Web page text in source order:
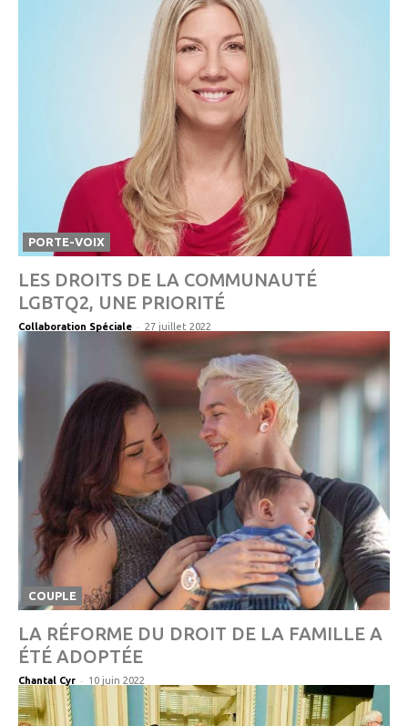
PORTE-VOIX
LES DROITS DE LA COMMUNAUTÉ
LGBTQ2, UNE PRIORITÉ
Collaboration Spéciale - 27 juillet 2022
COUPLE
LA RÉFORME DU DROIT DE LA FAMILLE A
ÉTÉ ADOPTÉE
Chantal Cyr - 10 juin 2022